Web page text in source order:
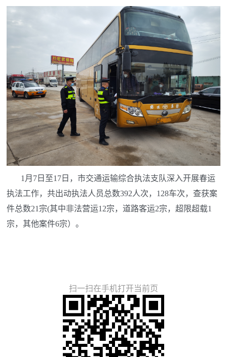
1月7日至17日，市交通运输综合执法支队深入开展春运
执法工作，共出动执法人员总数392人次，128车次，查获案
件总数21宗(其中非法营运12宗，道路客运2宗，超限超载1
宗，其他案件6宗）。
扫一扫在手机打开当前页